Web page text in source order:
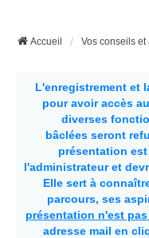
Accueil Vos conseils et
L'enregistrement et
pour avoir accès
diverses
bâclées seront
présentation
l'administrateur et
Elle sert à
parcours, ses
présentation n'est
adresse mail en